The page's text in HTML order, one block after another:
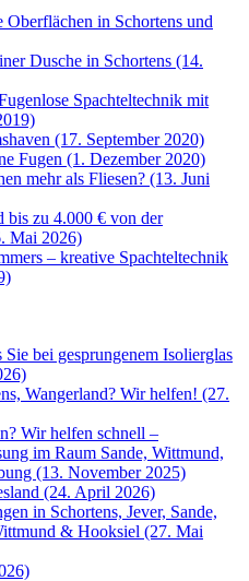
Oberflächen in Schortens und
Dusche in Schortens (14.
Spachteltechnik mit
(17. September 2020)
Fugen (1. Dezember 2020)
mehr als Fliesen? (13. Juni
bis zu 4.000 € von der
Mai 2026)
– kreative Spachteltechnik
Sie bei gesprungenem Isolierglas
Wangerland? Wir helfen! (27.
Wir helfen schnell –
im Raum Sande, Wittmund,
(13. November 2025)
(24. April 2026)
in Schortens, Jever, Sande,
& Hooksiel (27. Mai